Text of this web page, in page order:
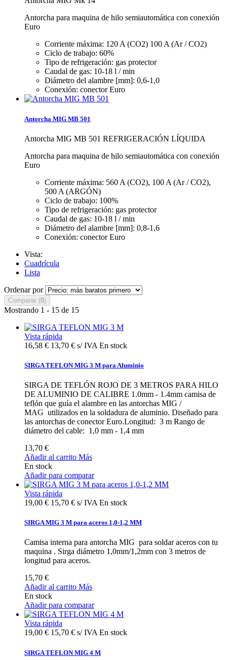
Antorcha para maquina de hilo semiautomática con conexión
Euro
Corriente máxima: 120 A (CO2) 100 A (Ar / CO2)
Ciclo de trabajo: 60%
Tipo de refrigeración: gas protector
Caudal de gas: 10-18 l / min
Diámetro del alambre [mm]: 0,6-1,0
Conexión: conector Euro
Antorcha MIG MB 501
Antorcha MIG MB 501 REFRIGERACIÓN LÍQUIDA
Antorcha para maquina de hilo semiautomática con conexión
Euro
Corriente máxima: 560 A (CO2), 100 A (Ar / CO2),
500 A (ARGÓN)
Ciclo de trabajo: 100%
Tipo de refrigeración: gas protector
Caudal de gas: 10-18 l / min
Diámetro del alambre [mm]: 0,8-1,6
Conexión: conector Euro
Vista:
Cuadrícula
Lista
Ordenar por
Comparar (0)
Mostrando 1 - 15 de 15
Vista rápida
16,58 € 13,70 € s/ IVA En stock
SIRGA TEFLON MIG 3 M para Aluminio
SIRGA DE TEFLÓN ROJO DE 3 METROS PARA HILO
DE ALUMINIO DE CALIBRE 1.0mm - 1.4mm camisa de
teflón que guía el alambre en las antorchas MIG /
MAG utilizados en la soldadura de aluminio. Diseñado para
las antorchas de conector Euro.Longitud: 3 m Rango de
diámetro del cable: 1,0 mm - 1,4 mm
13,70 €
Añadir al carrito Más
En stock
Añadir para comparar
Vista rápida
19,00 € 15,70 € s/ IVA En stock
SIRGA MIG 3 M para aceros 1,0-1,2 MM
Camisa interna para antorcha MIG para soldar aceros con tu
maquina . Sirga diámetro 1,0mm/1,2mm con 3 metros de
longitud para aceros.
15,70 €
Añadir al carrito Más
En stock
Añadir para comparar
Vista rápida
19,00 € 15,70 € s/ IVA En stock
SIRGA TEFLON MIG 4 M